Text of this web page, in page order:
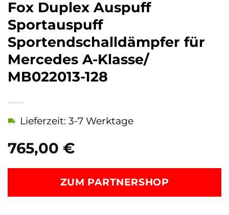
Fox Duplex Auspuff
Sportauspuff
Sportendschalldämpfer für
Mercedes A-Klasse/
MB022013-128
765,00 €
Lieferzeit: 3-7 Werktage
ZUM PARTNERSHOP